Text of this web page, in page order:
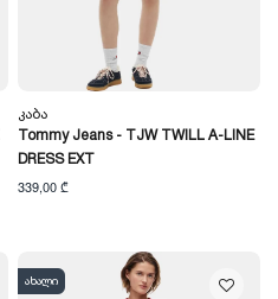
Კაბა
Tommy Jeans - TJW TWILL A-LINE
DRESS EXT
339,00 ₾
ახალი